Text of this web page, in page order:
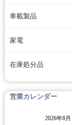
車載製品
家電
在庫処分品
営業カレンダー
2026年8月